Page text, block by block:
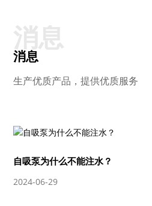
消息
生产优质产品，提供优质服务
自吸泵为什么不能注水？
2024-06-29